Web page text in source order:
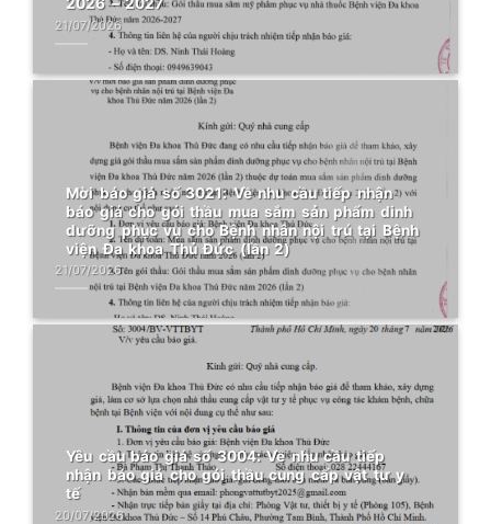
2026 – 2027
21/07/2026
Mời báo giá số 3021: Về nhu cầu tiếp nhận
báo giá cho gói thầu mua sắm sản phẩm dinh
dưỡng phục vụ cho Bệnh nhân nội trú tại Bệnh
viện Đa khoa Thủ Đức (lần 2)
21/07/2026
Yêu cầu báo giá số 3004: Về nhu cầu tiếp
nhận báo giá cho gói thầu cung cấp vật tư y
tế
20/07/2026